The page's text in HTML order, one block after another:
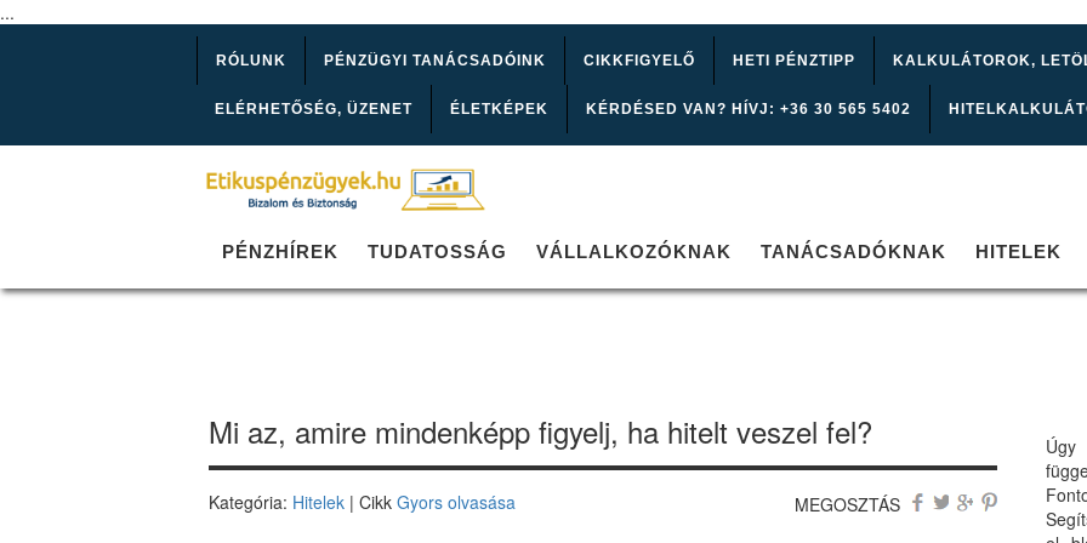
...
RÓLUNK PÉNZÜGYI TANÁCSADÓINK CIKKFIGYELŐ HETI PÉNZTIPP KALKULÁTOROK,
ELÉRHETŐSÉG, ÜZENET ÉLETKÉPEK KÉRDÉSED VAN? HÍVJ: +36 30 565 5402
PÉNZHÍREK TUDATOSSÁG VÁLLALKOZÓKNAK TANÁCSADÓKNAK HITELEK
Mi az, amire mindenképp figyelj, ha hitelt veszel fel?
Kategória: Hitelek | Cikk Gyors olvasása MEGOSZTÁS
Úgy